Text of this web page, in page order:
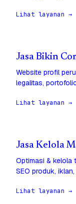
Lihat layanan →
Jasa Bikin
Website profil
legalitas,
Lihat layanan →
Jasa Kelola
Optimasi & kelola
SEO produk,
Lihat layanan →